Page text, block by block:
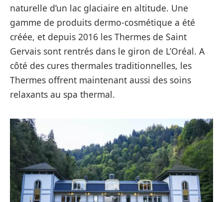
naturelle d’un lac glaciaire en altitude. Une
gamme de produits dermo-cosmétique a été
créée, et depuis 2016 les Thermes de Saint
Gervais sont rentrés dans le giron de L’Oréal. A
côté des cures thermales traditionnelles, les
Thermes offrent maintenant aussi des soins
relaxants au spa thermal.